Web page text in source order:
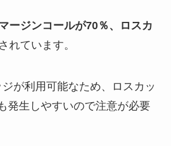
ージンコールが70％、ロスカ
されています。
が利用可能なため、ロスカッ
発生しやすいので注意が必要